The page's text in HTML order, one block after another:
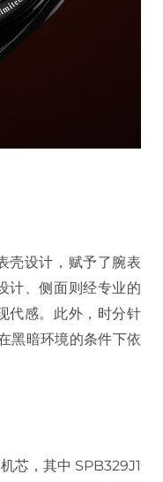
壳设计，赋予了腕表
计、侧面则经专业的
代感。此外，时分针
黑暗环境的条件下依
芯，其中 SPB329J1